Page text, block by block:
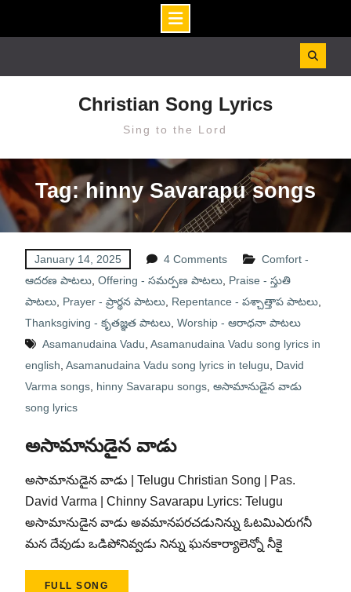
Christian Song Lyrics
Sing to the Lord
Tag: hinny Savarapu songs
January 14, 2025 4 Comments
Comfort -
ఆదరణ పాటలు, Offering - సమర్పణ పాటలు, Praise - స్తుతి
పాటలు, Prayer - ప్రార్థన పాటలు, Repentance - పశ్చాత్తాప పాటలు,
Thanksgiving - కృతజ్ఞత పాటలు, Worship - ఆరాధనా పాటలు
Asamanudaina Vadu Asamanudaina Vadu song lyrics in
english Asamanudaina Vadu song lyrics in telugu
David
Varma songs, hinny Savarapu songs, అసామానుడైన వాడు
song lyrics
అసామానుడైన వాడు
అసామానుడైన వాడు | Telugu Christian Song | Pas.
David Varma | Chinny Savarapu Lyrics: Telugu
అసామానుడైన వాడు అవమానపరచడునిన్ను ఓటమిఎరుగనీ
మన దేవుడు ఒడిపోనివ్వడు నిన్ను ఘనకార్యాలెన్నో నీకై
FULL SONG